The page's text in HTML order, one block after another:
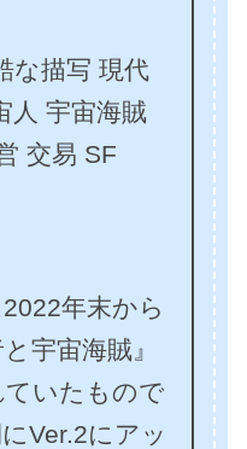
な描写 現代
人 宇宙海賊
交易 SF
年末から
宇宙海賊』
ていたもので
Ver.2にアッ